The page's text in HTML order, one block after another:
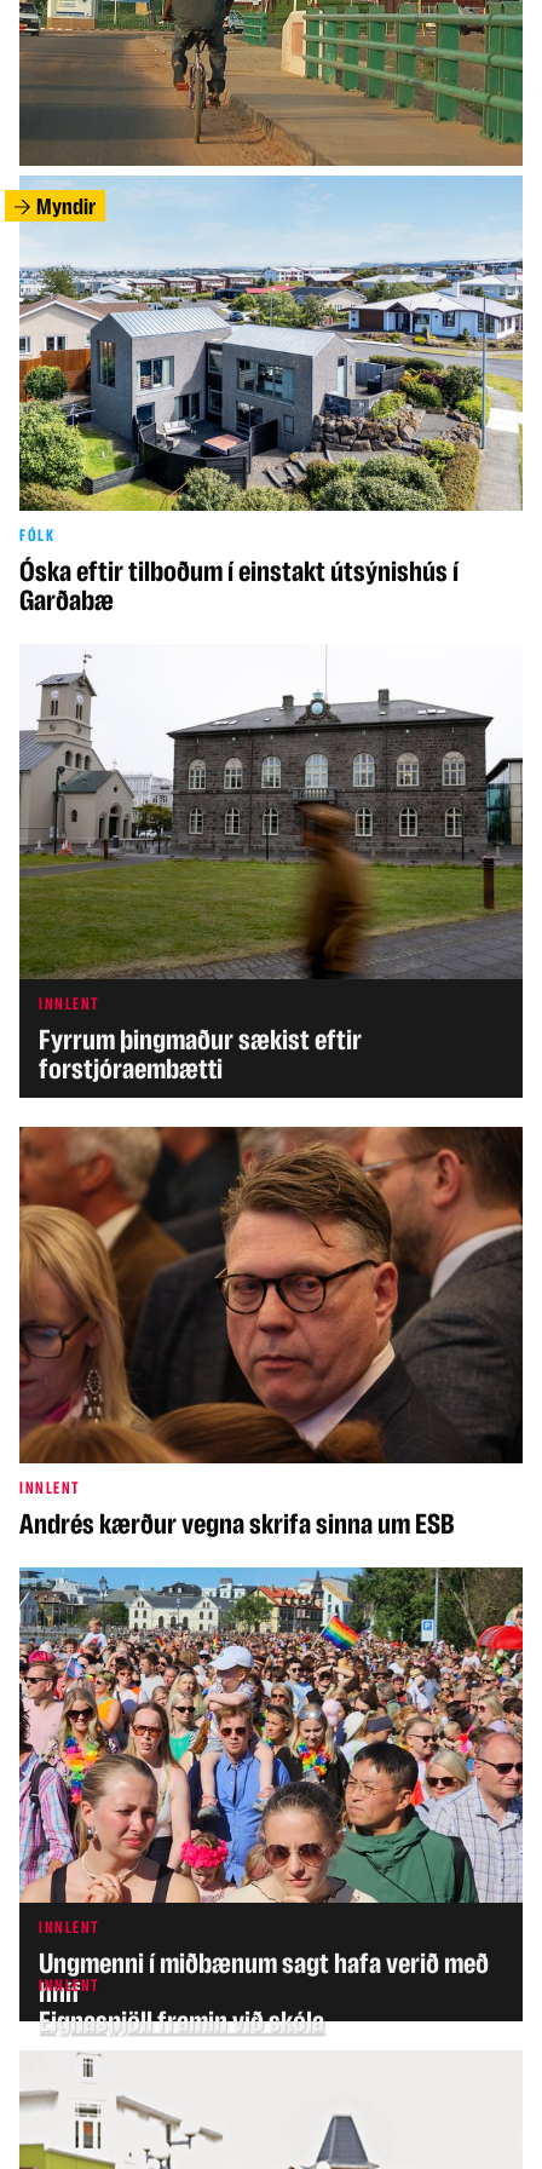
Krabbamein Joe Biden hefur dreift sér enn
Myndir
FÓLK
Óska eftir tilboðum í einstakt útsýnishús í
Garðabæ
INNLENT
Fyrrum þingmaður sækist eftir
forstjóraembætti
INNLENT
Andrés kærður vegna skrifa sinna um ESB
INNLENT
Ungmenni í miðbænum sagt hafa verið með
hníf
INNLENT
Eignaspjöll framin við skóla